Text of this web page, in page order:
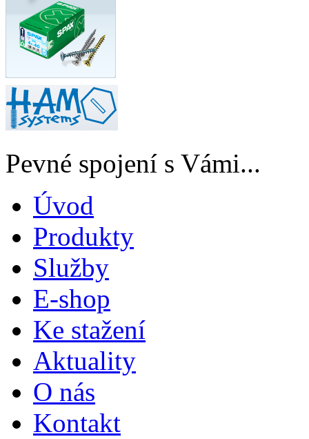
Pevné spojení s Vámi...
Úvod
Produkty
Služby
E-shop
Ke stažení
Aktuality
O nás
Kontakt